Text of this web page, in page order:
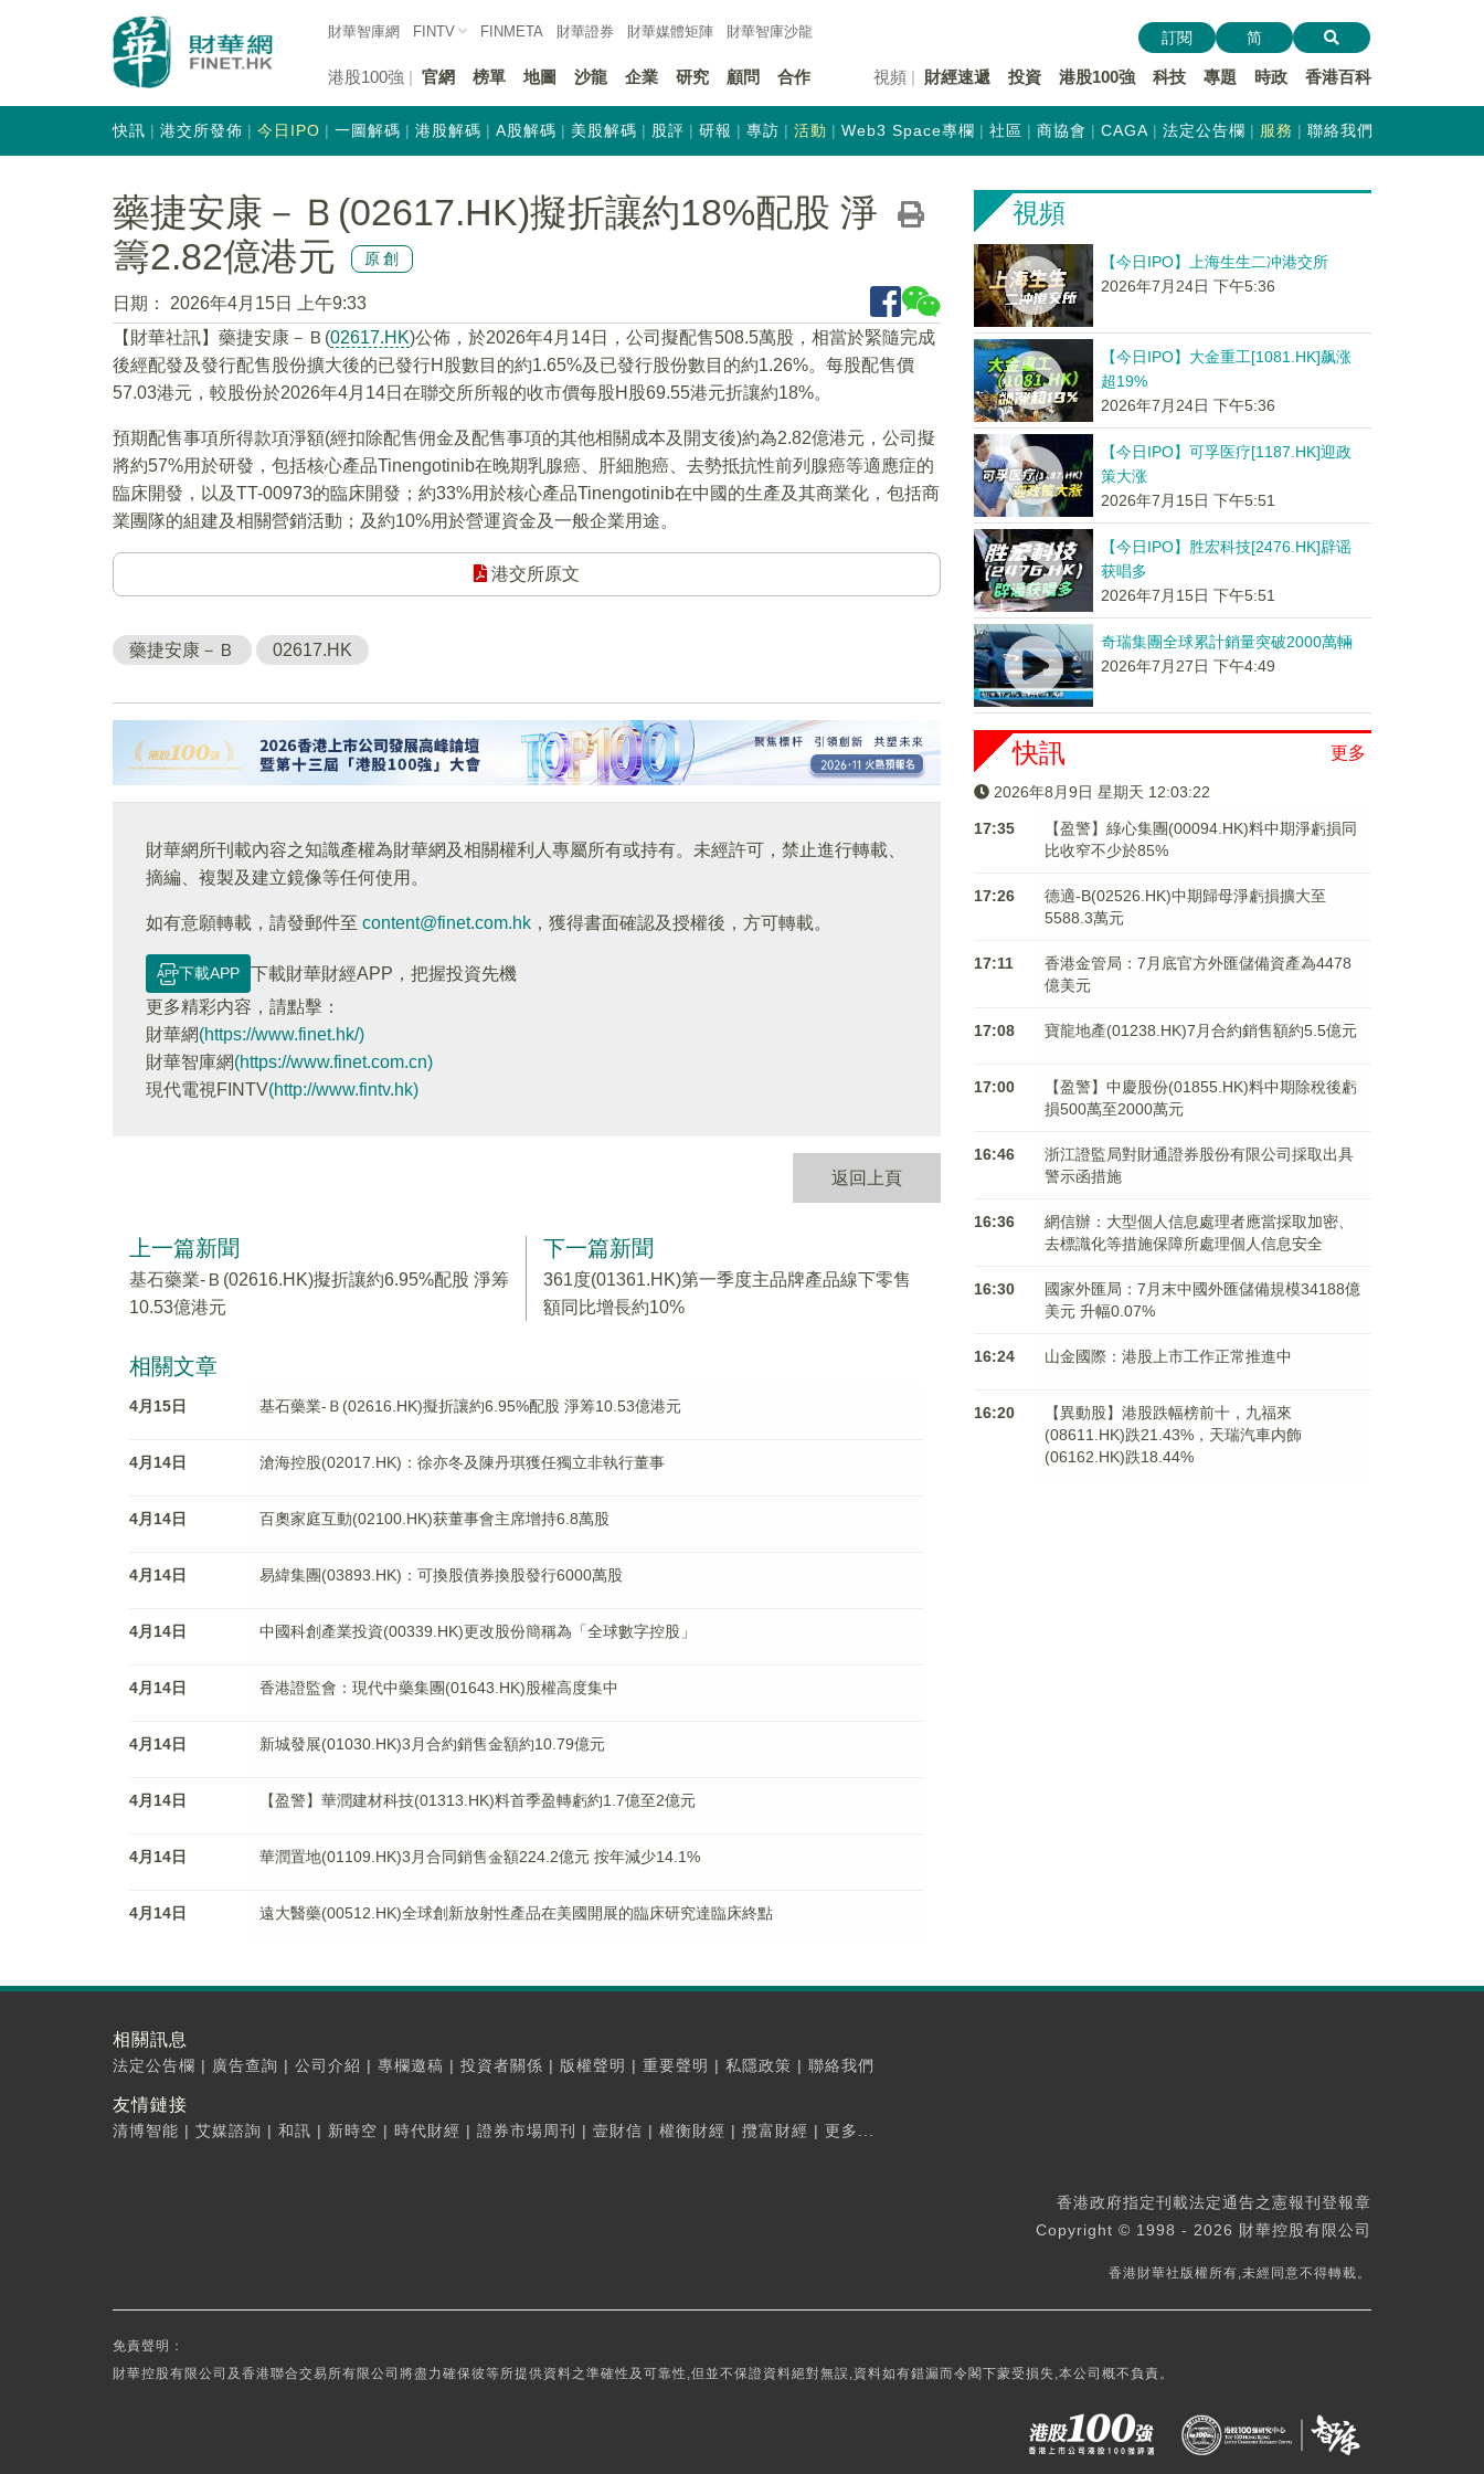
財華智庫網 FINTV FINMETA 財華證券 財華媒體矩陣 財華智庫沙龍
港股100強 官網 榜單 地圖 沙龍 企業 研究 顧問 合作 視頻 財經速遞 投資 港股100強 科技 專題 時政 香港百科
訂閱 简
快訊 港交所發佈 今日IPO 一圖解碼 港股解碼 A股解碼 美股解碼 股評 研報 專訪 活動 Web3 Space專欄 社區 商協會 CAGA 法定公告欄 服務 聯絡我們
藥捷安康－Ｂ(02617.HK)擬折讓約18%配股 淨
籌2.82億港元
原創
日期：
2026年4月15日 上午9:33
​​【財華社訊】藥捷安康－Ｂ(02617.HK)公佈，於2026年4月14日，公司擬配售508.5萬股，相當於緊隨完成
後經配發及發行配售股份擴大後的已發行H股數目的約1.65%及已發行股份數目的約1.26%。每股配售價
57.03港元，較股份於2026年4月14日在聯交所所報的收市價每股H股69.55港元折讓約18%。
預期配售事項所得款項淨額(經扣除配售佣金及配售事項的其他相關成本及開支後)約為2.82億港元，公司擬
將約57%用於研發，包括核心產品Tinengotinib在晚期乳腺癌、肝細胞癌、去勢抵抗性前列腺癌等適應症的
臨床開發，以及TT-00973的臨床開發；約33%用於核心產品Tinengotinib在中國的生產及其商業化，包括商
業團隊的組建及相關營銷活動；及約10%用於營運資金及一般企業用途。
港交所原文
藥捷安康－Ｂ 02617.HK
財華網所刊載內容之知識產權為財華網及相關權利人專屬所有或持有。未經許可，禁止進行轉載、
摘編、複製及建立鏡像等任何使用。
如有意願轉載，請發郵件至 content@finet.com.hk ，獲得書面確認及授權後，方可轉載。
下載APP
下載財華財經APP，把握投資先機
更多精彩内容，請點擊：
財華網(https://www.finet.hk/)
財華智庫網(https://www.finet.com.cn)
現代電視FINTV(http://www.fintv.hk)
返回上頁
上一篇新聞
基石藥業-Ｂ(02616.HK)擬折讓約6.95%配股 淨筹
10.53億港元
下一篇新聞
361度(01361.HK)第一季度主品牌產品線下零售
額同比增長約10%
相關文章
4月15日 基石藥業-Ｂ(02616.HK)擬折讓約6.95%配股 淨筹10.53億港元
4月14日 滄海控股(02017.HK)：徐亦冬及陳丹琪獲任獨立非執行董事
4月14日 百奧家庭互動(02100.HK)获董事會主席增持6.8萬股
4月14日 易緯集團(03893.HK)：可換股債券換股發行6000萬股
4月14日 中國科創產業投資(00339.HK)更改股份簡稱為「全球數字控股」
4月14日 香港證監會：現代中藥集團(01643.HK)股權高度集中
4月14日 新城發展(01030.HK)3月合約銷售金額約10.79億元
4月14日 【盈警】華潤建材科技(01313.HK)料首季盈轉虧約1.7億至2億元
4月14日 華潤置地(01109.HK)3月合同銷售金額224.2億元 按年減少14.1%
4月14日 遠大醫藥(00512.HK)全球創新放射性產品在美國開展的臨床研究達臨床終點
視頻
【今日IPO】上海生生二冲港交所
2026年7月24日 下午5:36
【今日IPO】大金重工[1081.HK]飙涨
超19%
2026年7月24日 下午5:36
【今日IPO】可孚医疗[1187.HK]迎政
策大涨
2026年7月15日 下午5:51
【今日IPO】胜宏科技[2476.HK]辟谣
获唱多
2026年7月15日 下午5:51
奇瑞集團全球累計銷量突破2000萬輛
2026年7月27日 下午4:49
更多
快訊
2026年8月9日 星期天 12:03:22
17:35
【盈警】綠心集團(00094.HK)料中期淨虧損同
比收窄不少於85%
17:26
德適-B(02526.HK)中期歸母淨虧損擴大至
5588.3萬元
17:11
香港金管局：7月底官方外匯儲備資產為4478
億美元
17:08 寶龍地產(01238.HK)7月合約銷售額約5.5億元
17:00
【盈警】中慶股份(01855.HK)料中期除稅後虧
損500萬至2000萬元
16:46
浙江證監局對財通證券股份有限公司採取出具
警示函措施
16:36
網信辦：大型個人信息處理者應當採取加密、
去標識化等措施保障所處理個人信息安全
16:30
國家外匯局：7月末中國外匯儲備規模34188億
美元 升幅0.07%
16:24 山金國際：港股上市工作正常推進中
16:20
【異動股】港股跌幅榜前十，九福來
(08611.HK)跌21.43%，天瑞汽車内飾
(06162.HK)跌18.44%
相關訊息
法定公告欄 | 廣告查詢 | 公司介紹 | 專欄邀稿 | 投資者關係 | 版權聲明 | 重要聲明 | 私隱政策 | 聯絡我們
友情鏈接
清博智能 | 艾媒諮詢 | 和訊 | 新時空 | 時代財經 | 證券市場周刊 | 壹財信 | 權衡財經 | 攬富財經 | 更多...
香港政府指定刊載法定通告之憲報刊登報章
Copyright © 1998 - 2026 財華控股有限公司
香港財華社版權所有,未經同意不得轉載。
免責聲明：
財華控股有限公司及香港聯合交易所有限公司將盡力確保彼等所提供資料之準確性及可靠性,但並不保證資料絕對無誤,資料如有錯漏而令閣下蒙受損失,本公司概不負責。